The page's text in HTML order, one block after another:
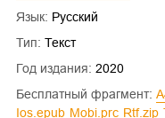
Язык: Русский
Тип: Текст
Год издания: 2020
Бесплатный фрагмент:
ios.epub
mobi.prc rtf.zip